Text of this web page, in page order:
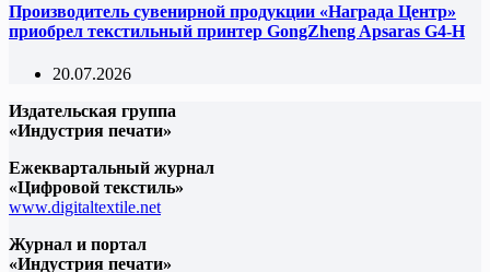
Производитель сувенирной продукции «Награда Центр»
приобрел текстильный принтер GongZheng Apsaras G4-H
20.07.2026
Издательская группа
«Индустрия печати»
Ежеквартальный журнал
«Цифровой текстиль»
www.digitaltextile.net
Журнал и портал
«Индустрия печати»